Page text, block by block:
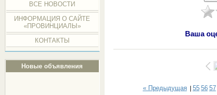
ВСЕ НОВОСТИ
ИНФОРМАЦИЯ О САЙТЕ
«ПРОВИНЦИАЛЫ»
КОНТАКТЫ
Новые объявления
Ваша
« Предыдущая| 55 56 57